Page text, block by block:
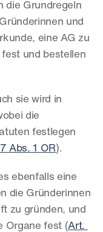
die Grundregeln
und
eine AG zu
und bestellen
sie wird in
die
festlegen
Abs. 1 OR).
ebenfalls eine
die Gründerinnen
zu gründen, und
Organe fest (Art.